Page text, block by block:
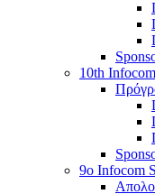
10th
9ο Infocom